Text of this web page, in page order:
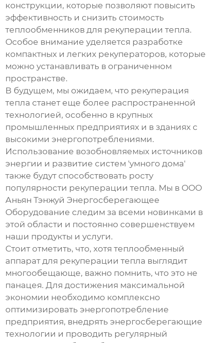
конструкции, которые позволяют повысить
эффективность и снизить стоимость
теплообменников для рекуперации тепла.
Особое внимание уделяется разработке
компактных и легких рекуператоров, которые
можно устанавливать в ограниченном
пространстве.
В будущем, мы ожидаем, что рекуперация
тепла станет еще более распространенной
технологией, особенно в крупных
промышленных предприятиях и в зданиях с
высокими энергопотреблениями.
Использование возобновляемых источников
энергии и развитие систем 'умного дома'
также будут способствовать росту
популярности рекуперации тепла. Мы в ООО
Аньян Тэнжуй Энергосберегающее
Оборудование следим за всеми новинками в
этой области и постоянно совершенствуем
наши продукты и услуги.
Стоит отметить, что, хотятеплообменный
аппарат для рекуперации тепла выглядит
многообещающе, важно помнить, что это не
панацея. Для достижения максимальной
экономии необходимо комплексно
оптимизировать энергопотребление
предприятия, внедрять энергосберегающие
технологии и проводить регулярный